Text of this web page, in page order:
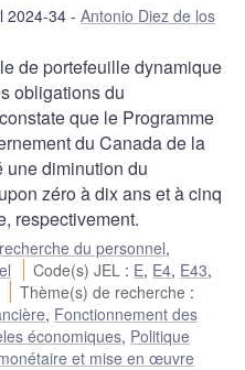
2024-34
Antonio Diez de los
de portefeuille dynamique
obligations du
que le Programme
du Canada de la
une diminution du
zéro à dix ans et à cinq
respectivement.
du personnel,
Code(s) JEL : E, E4, E43,
Thème(s) de recherche :
, Fonctionnement des
économiques, Politique
et mise en œuvre